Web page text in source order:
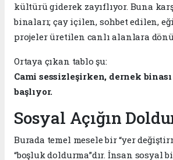
kültürü giderek zayıflıyor. Buna
binaları; çay içilen, sohbet edilen,
projeler üretilen canlı alanlara
Ortaya çıkan tablo şu:
Cami sessizleşirken, dernek
başlıyor.
Sosyal Açığın
Burada temel mesele bir “yer
“boşluk doldurma”dır. İnsan sosyal